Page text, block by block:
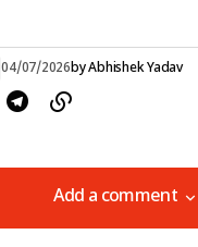
04/07/2026byAbhishek Yadav
Add a comment
Add a comment